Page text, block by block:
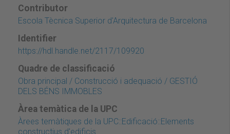
Contributor
Escola Tècnica Superior d'Arquitectura de Barcelona
Identifier
https://hdl.handle.net/2117/109920
Quadre de classificació
Obra principal / Construcció i adequació / GESTIÓ
DELS BÉNS IMMOBLES
Àrea temàtica de la UPC
Àrees temàtiques de la UPC::Edificació::Elements
constructius d'edificis